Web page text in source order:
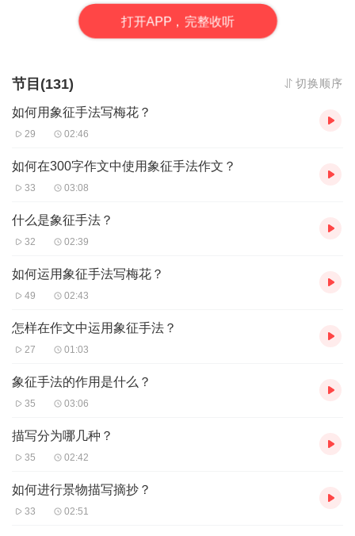
订阅“好词好句”，一起妙笔生花！
�更多内容，请访问：www.xshchj.com
打开APP，完整收听
节目(131) 切换顺序
如何用象征手法写梅花？
29 02:46
如何在300字作文中使用象征手法作文？
33 03:08
什么是象征手法？
32 02:39
如何运用象征手法写梅花？
49 02:43
怎样在作文中运用象征手法？
27 01:03
象征手法的作用是什么？
35 03:06
描写分为哪几种？
35 02:42
如何进行景物描写摘抄？
33 02:51